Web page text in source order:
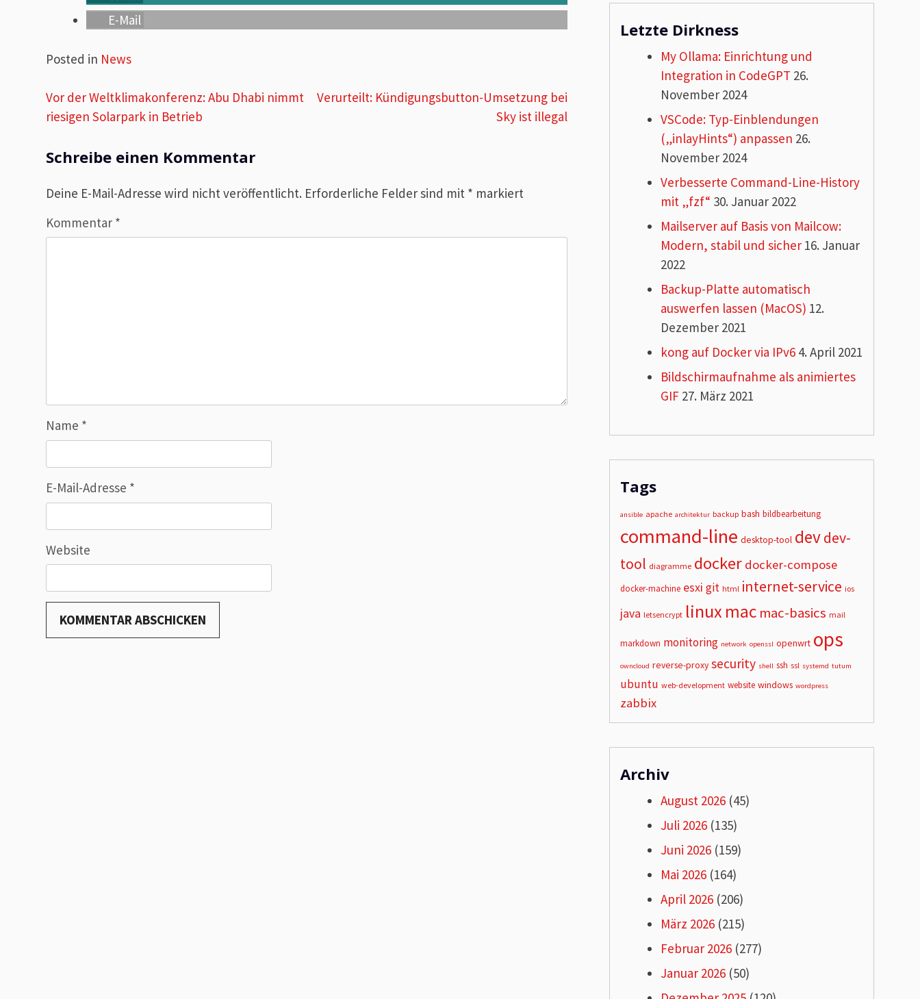
E-Mail
Posted in News
Beitragsnavigation
Vor der Weltklimakonferenz: Abu Dhabi nimmt
riesigen Solarpark in Betrieb
Verurteilt: Kündigungsbutton-Umsetzung bei
Sky ist illegal
Schreibe einen Kommentar
Deine E-Mail-Adresse wird nicht veröffentlicht. Erforderliche Felder sind mit * markiert
Kommentar *
Name *
E-Mail-Adresse *
Website
Letzte Dirkness
My Ollama: Einrichtung und
Integration in CodeGPT 26.
November 2024
VSCode: Typ-Einblendungen
(„inlayHints“) anpassen 26.
November 2024
Verbesserte Command-Line-History
mit „fzf“ 30. Januar 2022
Mailserver auf Basis von Mailcow:
Modern, stabil und sicher16. Januar
2022
Backup-Platte automatisch
auswerfen lassen (MacOS) 12.
Dezember 2021
kong auf Docker via IPv64. April 2021
Bildschirmaufnahme als animiertes
GIF27. März 2021
Tags
ansible apache architektur backup bash bildbearbeitung
command-line desktop-tool devdev-
tool diagramme docker docker-compose
docker-machine esxi git html internet-service ios
java letsencrypt linuxmac mac-basics mail
markdown monitoring network openssl openwrt ops
owncloud reverse-proxy security shell ssh ssl systemd tutum
ubuntu web-development website windows wordpress
zabbix
Archiv
August 2026(45)
Juli 2026(135)
Juni 2026(159)
Mai 2026(164)
April 2026(206)
März 2026(215)
Februar 2026(277)
Januar 2026(50)